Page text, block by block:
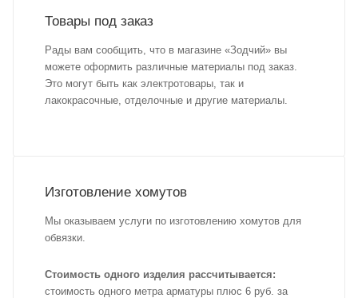
Товары под заказ
Рады вам сообщить, что в магазине «Зодчий» вы
можете оформить различные материалы под заказ.
Это могут быть как электротовары, так и
лакокрасочные, отделочные и другие материалы.
Изготовление хомутов
Мы оказываем услуги по изготовлению хомутов для
обвязки.
Стоимость одного изделия рассчитывается:
стоимость одного метра арматуры плюс 6 руб. за